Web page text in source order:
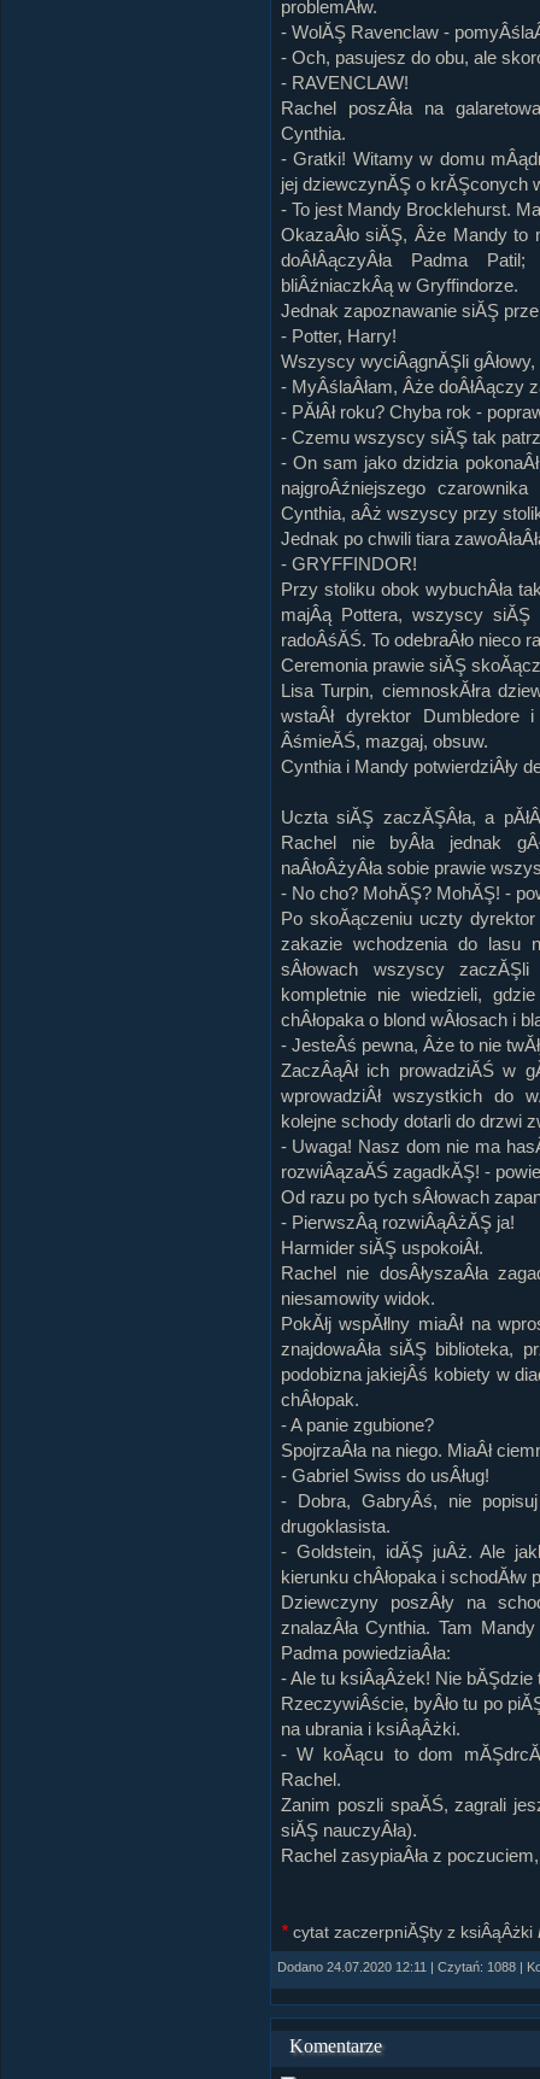
problemĂłw.
- WolĂŞ Ravenclaw -
- Och, pasujesz do obu, ale
- RAVENCLAW!
Rachel poszÂła na
Cynthia.
- Gratki! Witamy w domu
jej dziewczynĂŞ o krĂŞconych
- To jest Mandy Brocklehurst.
OkazaÂło siĂŞ, Âże Mandy to
doÂłÂączyÂła Padma
bliÂźniaczkÂą w Gryffindorze.
Jednak zapoznawanie siĂŞ
- Potter, Harry!
Wszyscy wyciÂągnĂŞli
- MyÂślaÂłam, Âże doÂłÂączy
- PĂłÂł roku? Chyba rok -
- Czemu wszyscy siĂŞ tak
- On sam jako dzidzia
najgroÂźniejszego
Cynthia, aÂż wszyscy przy
Jednak po chwili tiara
- GRYFFINDOR!
Przy stoliku obok wybuchÂła
majÂą Pottera, wszyscy
radoÂśĂŚ. To odebraÂło nieco
Ceremonia prawie siĂŞ
Lisa Turpin, ciemnoskĂłra
wstaÂł dyrektor Dumbledore i
ÂśmieĂŚ, mazgaj, obsuw.
Cynthia i Mandy potwierdziÂły
Uczta siĂŞ zaczĂŞÂła, a
Rachel nie byÂła jednak
naÂłoÂżyÂła sobie prawie
- No cho? MohĂŞ? MohĂŞ! -
Po skoĂączeniu uczty dyrektor
zakazie wchodzenia do
sÂłowach wszyscy
kompletnie nie wiedzieli,
chÂłopaka o blond wÂłosach i
- JesteÂś pewna, Âże to nie
ZaczÂąÂł ich prowadziĂŚ w
wprowadziÂł wszystkich do
kolejne schody dotarli do drzwi
- Uwaga! Nasz dom nie ma
rozwiÂązaĂŚ zagadkĂŞ! -
Od razu po tych sÂłowach
- PierwszÂą rozwiÂąÂżĂŞ ja!
Harmider siĂŞ uspokoiÂł.
Rachel nie dosÂłyszaÂła
niesamowity widok.
PokĂłj wspĂłlny miaÂł na
znajdowaÂła siĂŞ biblioteka,
podobizna jakiejÂś kobiety w
chÂłopak.
- A panie zgubione?
SpojrzaÂła na niego. MiaÂł
- Gabriel Swiss do usÂług!
- Dobra, GabryÂś, nie
drugoklasista.
- Goldstein, idĂŞ juÂż. Ale
kierunku chÂłopaka i schodĂłw
Dziewczyny poszÂły na
znalazÂła Cynthia. Tam
Padma powiedziaÂła:
- Ale tu ksiÂąÂżek! Nie bĂŞdzie
RzeczywiÂście, byÂło tu po
na ubrania i ksiÂąÂżki.
- W koĂącu to dom
Rachel.
Zanim poszli spaĂŚ, zagrali
siĂŞ nauczyÂła).
Rachel zasypiaÂła z
*cytat zaczerpniĂŞty z ksiÂąÂżki
Dodano 24.07.2020 12:11 | Czytań: 1088 |
Komentarze